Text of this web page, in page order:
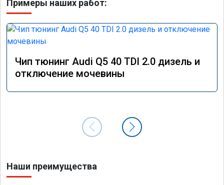
Примеры наших работ:
Чип тюнинг Audi Q5 40 TDI 2.0 дизель и
отключение мочевины
Наши преимущества